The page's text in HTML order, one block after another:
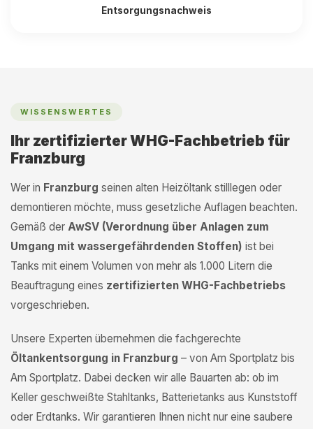
Entsorgungsnachweis
WISSENSWERTES
Ihr zertifizierter WHG-Fachbetrieb für
Franzburg
Wer in Franzburg seinen alten Heizöltank stilllegen oder
demontieren möchte, muss gesetzliche Auflagen beachten.
Gemäß der AwSV (Verordnung über Anlagen zum
Umgang mit wassergefährdenden Stoffen) ist bei
Tanks mit einem Volumen von mehr als 1.000 Litern die
Beauftragung eines zertifizierten WHG-Fachbetriebs
vorgeschrieben.
Unsere Experten übernehmen die fachgerechte
Öltankentsorgung in Franzburg – von Am Sportplatz bis
Am Sportplatz. Dabei decken wir alle Bauarten ab: ob im
Keller geschweißte Stahltanks, Batterietanks aus Kunststoff
oder Erdtanks. Wir garantieren Ihnen nicht nur eine saubere